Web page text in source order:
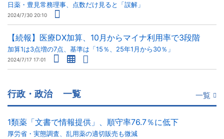
日薬・豊見常務理事、点数だけ見ると「誤解」
2024/7/30 20:10
【続報】医療DX加算、10月からマイナ利用率で3段階
加算1は3点増の7点、基準は「15％、25年1月から30％」
2024/7/17 17:01
行政・政治 一覧 一覧
1類薬「文書で情報提供」、順守率76.7％に低下
厚労省・実態調査、乱用薬の適切販売も微減